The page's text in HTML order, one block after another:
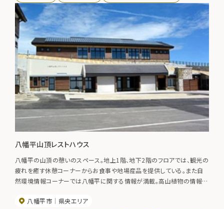
八幡平山頂レストハウス
八幡平の山頂の憩いのスペース。地上1階、地下2階のフロアでは、観光の
疲れを癒す休憩コーナーからお食事や地場産品を提供している。また自
然環境情報コーナーでは八幡平に関する情報が満載。高山植物の情報や
八幡平市
県央エリア